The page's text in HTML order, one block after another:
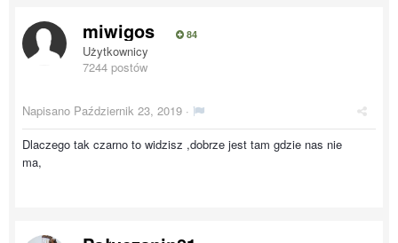
miwigos 84
Użytkownicy
7244 postów
Napisano Październik 23, 2019 ·
Dlaczego tak czarno to widzisz ,dobrze jest tam gdzie nas nie
ma,